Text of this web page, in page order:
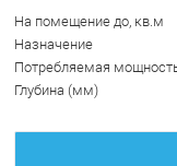
На помещение до, кв.м
Назначение
Потребляемая
Глубина (мм)